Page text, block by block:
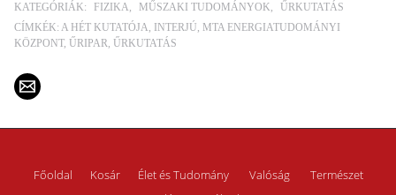
KATEGÓRIÁK: FIZIKA MŰSZAKI TUDOMÁNYOK
ŰRKUTATÁS
CÍMKÉK: A HÉT KUTATÓJA INTERJÚ
MTA ENERGIATUDOMÁNYI
KÖZPONT ŰRIPAR ŰRKUTATÁS
Főoldal Kosár Élet és Tudomány Valóság
Természet